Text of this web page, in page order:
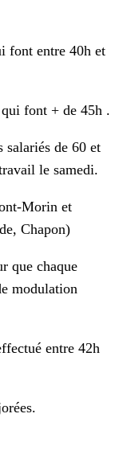
font entre 40h et
font + de 45h .
de 60 et
le samedi.
Morin et
Chapon)
que chaque
modulation
entre 42h